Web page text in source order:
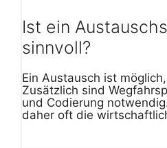
Ist ein
sinnvoll?
Ein Austausch ist
Zusätzlich sind
und Codierung
daher oft die